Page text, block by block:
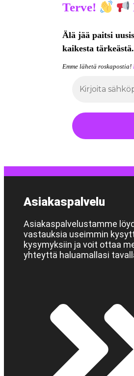
Terve!
Älä jää paitsi
kaikesta
Emme lähetä roskapostia!
Asiakaspalvelu
Asiakaspalvelustamme
vastauksia useimmin
kysymyksiin ja voit ottaa
yhteyttä haluamallasi